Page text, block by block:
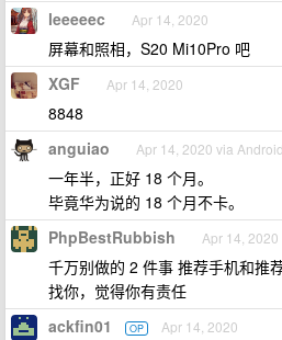
leeeeec Apr 14, 2020
屏幕和照相，S20 Mi10Pro 吧
XGF Apr 14, 2020
8848
anguiao Apr 14, 2020 via Android
一年半，正好 18 个月。
毕竟华为说的 18 个月不卡。
PhpBestRubbish Apr 14, 2020
千万别做的 2 件事 推荐手机和推
找你，觉得你有责任
ackfin01 OP Apr 14, 2020